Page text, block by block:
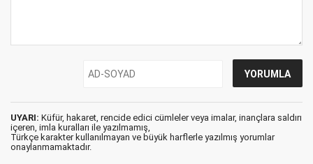
UYARI: Küfür, hakaret, rencide edici cümleler veya imalar, inançlara saldırı
içeren, imla kuralları ile yazılmamış,
Türkçe karakter kullanılmayan ve büyük harflerle yazılmış yorumlar
onaylanmamaktadır.